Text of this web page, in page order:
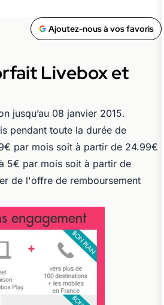
Ajoutez-nous à vos favoris
Livebox et
jusqu’au 08 janvier 2015.
pendant toute la durée de
par mois soit à partir de 24.99€
5€ par mois soit à partir de
de l'offre de remboursement